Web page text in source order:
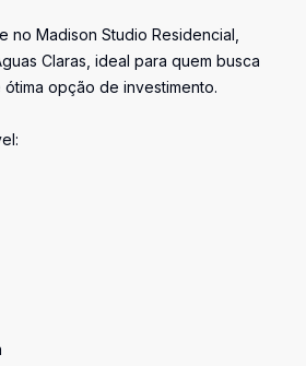
no Madison Studio Residencial,
Claras, ideal para quem busca
opção de investimento.